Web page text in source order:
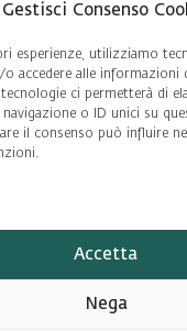
Gestisci Consenso
esperienze, utilizziamo
accedere alle informazioni
ci permetterà di
o ID unici su
il consenso può influire
Accetta
Nega
Policy
policy
97081560159
2026
& DEVELOPMENT by